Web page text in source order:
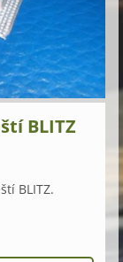
BLITZ
BLITZ.